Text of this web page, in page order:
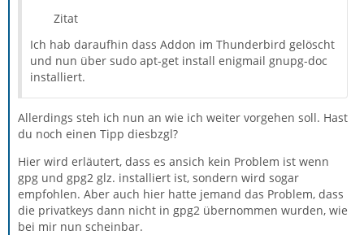
Zitat
Ich hab daraufhin dass Addon im Thunderbird gelöscht
und nun über sudo apt-get install enigmail gnupg-doc
installiert.
Allerdings steh ich nun an wie ich weiter vorgehen soll. Hast
du noch einen Tipp diesbzgl?
Hier wird erläutert, dass es ansich kein Problem ist wenn
gpg und gpg2 glz. installiert ist, sondern wird sogar
empfohlen. Aber auch hier hatte jemand das Problem, dass
die privatkeys dann nicht in gpg2 übernommen wurden, wie
bei mir nun scheinbar.